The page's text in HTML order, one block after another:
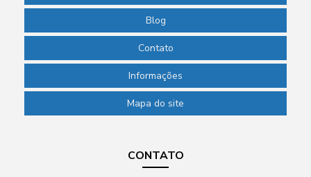
Blog
Contato
Informações
Mapa do site
CONTATO